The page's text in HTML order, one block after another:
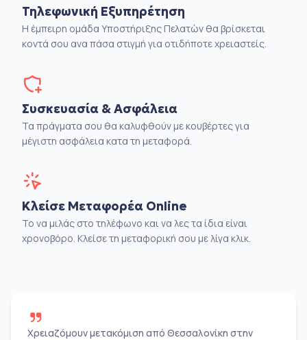
Τηλεφωνική Εξυπηρέτηση
Η έμπειρη ομάδα Υποστήριξης Πελατών θα βρίσκεται
κοντά σου ανα πάσα στιγμή για οτιδήποτε χρειαστείς.
Συσκευασία & Ασφάλεια
Τα πράγματα σου θα καλυφθούν με κουβέρτες για
μέγιστη ασφάλεια κατα τη μεταφορά.
Κλείσε Μεταφορέα Online
Το να μιλάς στο τηλέφωνο και να λες τα ίδια είναι
χρονοβόρο. Κλείσε τη μεταφορική σου με λίγα κλικ.
Χρειαζόμουν μετακόμιση από Θεσσαλονίκη στην